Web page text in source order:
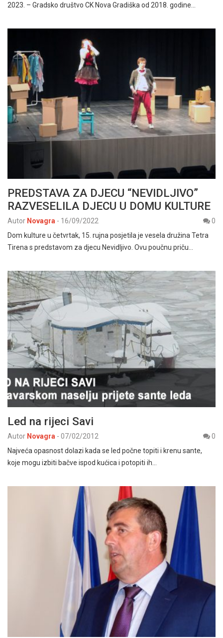
2023. – Gradsko društvo CK Nova Gradiška od 2018. godine…
PREDSTAVA ZA DJECU “NEVIDLJIVO”
RAZVESELILA DJECU U DOMU KULTURE
Autor Novagra - 16/09/2022
0
Dom kulture u četvrtak, 15. rujna posjetila je vesela družina Tetra
Tirena s predstavom za djecu Nevidljivo. Ovu poučnu priču…
Led na rijeci Savi
Autor Novagra - 07/02/2012
0
Najveća opasnost dolazi kada se led počne topiti i krenu sante,
koje mogu izbiti bačve ispod kućica i potopiti ih…